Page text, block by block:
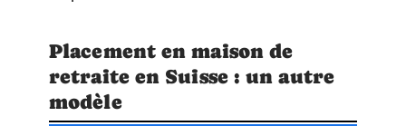
Placement en maison de
retraite en Suisse : un autre
modèle